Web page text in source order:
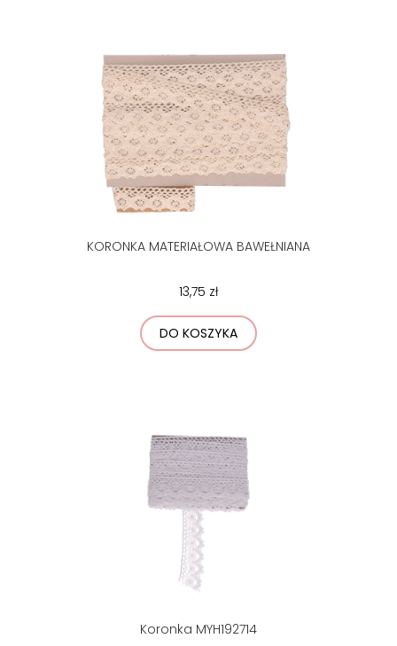
KORONKA MATERIAŁOWA BAWEŁNIANA
13,75 zł
DO KOSZYKA
Koronka MYH192714